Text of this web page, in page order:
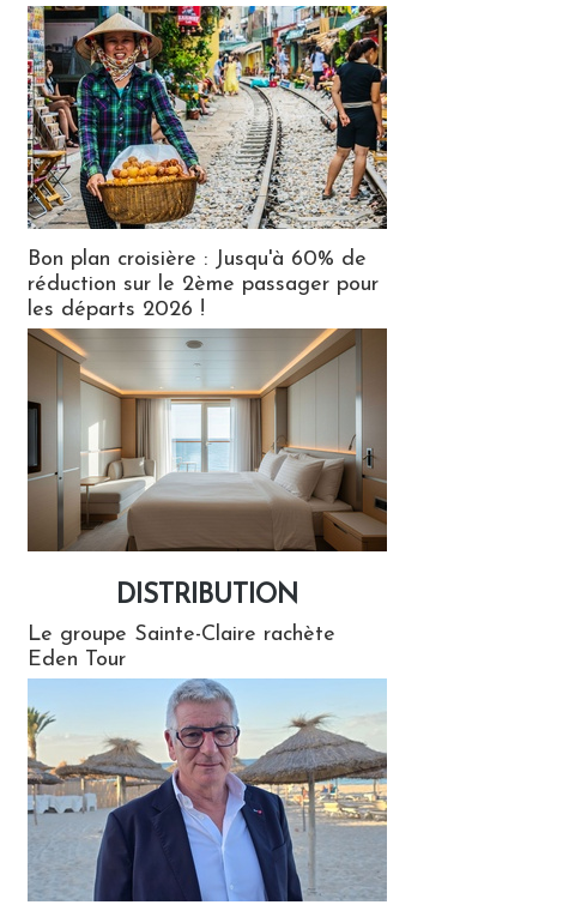
Bon plan croisière : Jusqu'à 60% de
réduction sur le 2ème passager pour
les départs 2026 !
DISTRIBUTION
Le groupe Sainte-Claire rachète
Eden Tour